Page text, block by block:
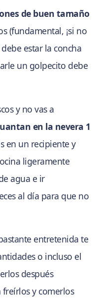
de buen tamaño
(fundamental, ¡si no
estar la concha
un golpecito debe
y no vas a
en la nevera 1
en un recipiente y
ligeramente
agua e ir
al día para que no
entretenida te
o incluso el
después
y comerlos